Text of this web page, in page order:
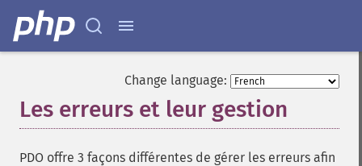
Change language:
Les erreurs et leur gestion
PDO offre 3 façons différentes de gérer les erreurs afin